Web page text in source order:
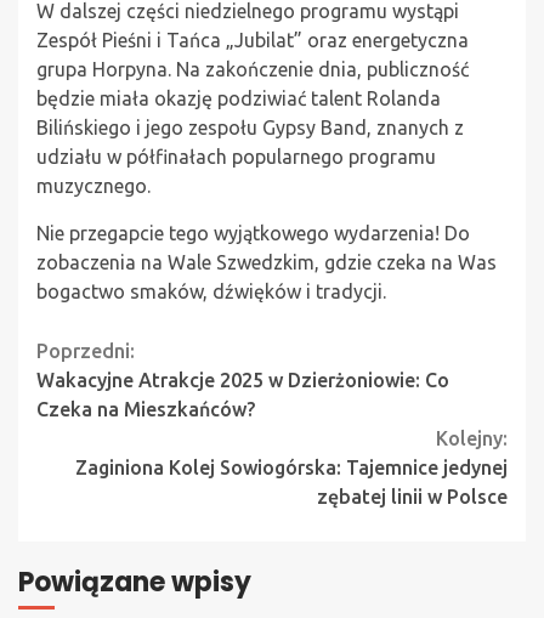
W dalszej części niedzielnego programu wystąpi
Zespół Pieśni i Tańca „Jubilat” oraz energetyczna
grupa Horpyna. Na zakończenie dnia, publiczność
będzie miała okazję podziwiać talent Rolanda
Bilińskiego i jego zespołu Gypsy Band, znanych z
udziału w półfinałach popularnego programu
muzycznego.
Nie przegapcie tego wyjątkowego wydarzenia! Do
zobaczenia na Wale Szwedzkim, gdzie czeka na Was
bogactwo smaków, dźwięków i tradycji.
Continue
Reading
Poprzedni:
Wakacyjne Atrakcje 2025 w Dzierżoniowie: Co
Czeka na Mieszkańców?
Kolejny:
Zaginiona Kolej Sowiogórska: Tajemnice jedynej
zębatej linii w Polsce
Powiązane wpisy